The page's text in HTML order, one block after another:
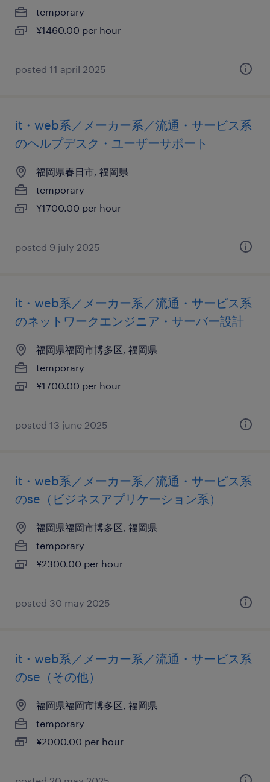
temporary
¥1460.00 per hour
posted 11 april 2025
it・web系／メーカー系／流通・サービス系
のヘルプデスク・ユーザーサポート
福岡県春日市, 福岡県
temporary
¥1700.00 per hour
posted 9 july 2025
it・web系／メーカー系／流通・サービス系
のネットワークエンジニア・サーバー設計
福岡県福岡市博多区, 福岡県
temporary
¥1700.00 per hour
posted 13 june 2025
it・web系／メーカー系／流通・サービス系
のse（ビジネスアプリケーション系）
福岡県福岡市博多区, 福岡県
temporary
¥2300.00 per hour
posted 30 may 2025
it・web系／メーカー系／流通・サービス系
のse（その他）
福岡県福岡市博多区, 福岡県
temporary
¥2000.00 per hour